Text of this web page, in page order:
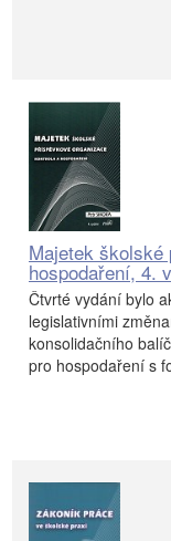
Majetek
hospodaření, 4.
Čtvrté vydání bylo
legislativními
konsolidačního
pro hospodaření s